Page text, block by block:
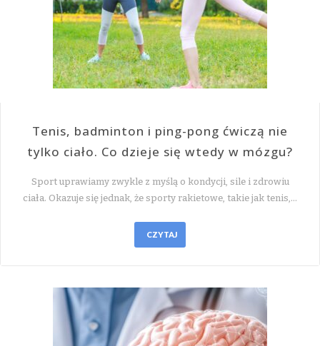
Tenis, badminton i ping-pong ćwiczą nie
tylko ciało. Co dzieje się wtedy w mózgu?
Sport uprawiamy zwykle z myślą o kondycji, sile i zdrowiu
ciała. Okazuje się jednak, że sporty rakietowe, takie jak tenis,…
CZYTAJ